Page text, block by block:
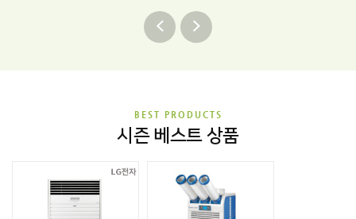
BEST PRODUCTS
시즌 베스트 상품